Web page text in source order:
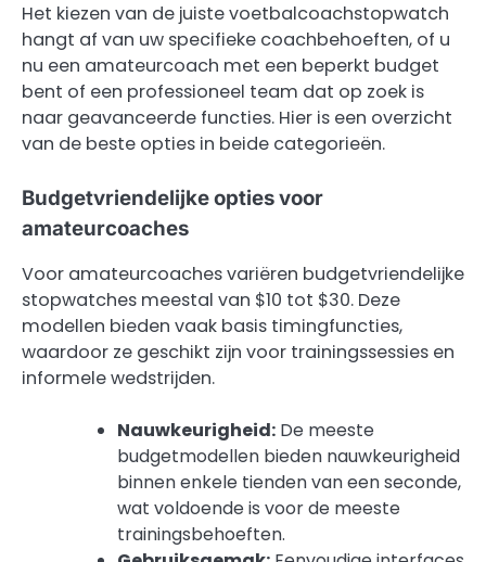
Het kiezen van de juiste voetbalcoachstopwatch
hangt af van uw specifieke coachbehoeften, of u
nu een amateurcoach met een beperkt budget
bent of een professioneel team dat op zoek is
naar geavanceerde functies. Hier is een overzicht
van de beste opties in beide categorieën.
Budgetvriendelijke opties voor
amateurcoaches
Voor amateurcoaches variëren budgetvriendelijke
stopwatches meestal van $10 tot $30. Deze
modellen bieden vaak basis timingfuncties,
waardoor ze geschikt zijn voor trainingssessies en
informele wedstrijden.
Nauwkeurigheid: De meeste
budgetmodellen bieden nauwkeurigheid
binnen enkele tienden van een seconde,
wat voldoende is voor de meeste
trainingsbehoeften.